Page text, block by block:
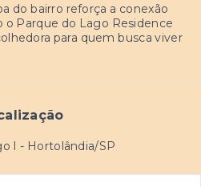
do bairro reforça a conexão
Parque do Lago Residence
para quem busca viver
I - Hortolândia/SP